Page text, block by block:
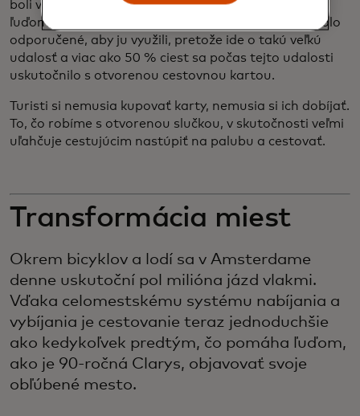
boli všetky možné vysoké lode v prístave. Miestnym
ľuďom, ktorí bežne nepoužívajú verejnú dopravu, bolo
odporučené, aby ju využili, pretože ide o takú veľkú
udalosť a viac ako 50 % ciest sa počas tejto udalosti
uskutočnilo s otvorenou cestovnou kartou.
Turisti si nemusia kupovať karty, nemusia si ich dobíjať.
To, čo robíme s otvorenou slučkou, v skutočnosti veľmi
uľahčuje cestujúcim nastúpiť na palubu a cestovať.
Transformácia miest
Okrem bicyklov a lodí sa v Amsterdame
denne uskutoční pol milióna jázd vlakmi.
Vďaka celomestskému systému nabíjania a
vybíjania je cestovanie teraz jednoduchšie
ako kedykoľvek predtým, čo pomáha ľuďom,
ako je 90-ročná Clarys, objavovať svoje
obľúbené mesto.